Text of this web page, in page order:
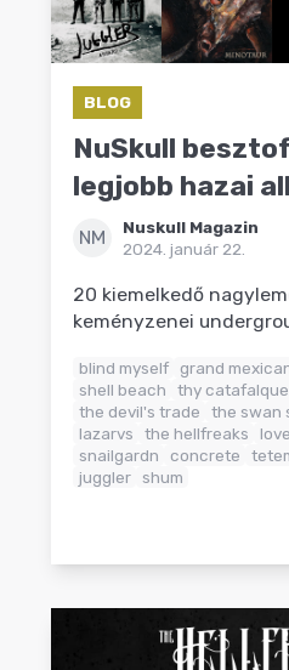
BLOG
NuSkull
legjobb hazai
NM
Nuskull Magazin
2024. január 22.
20 kiemelkedő
keményzenei
blind myself grand
shell beach
thy catafalque
the devil's trade
the swan
lazarvs
the hellfreaks
snailgardn
concrete
juggler shum